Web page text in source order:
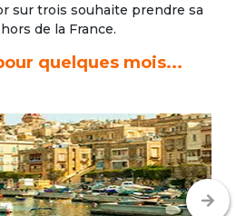
sur trois souhaite prendre sa
de la France.
quelques mois...